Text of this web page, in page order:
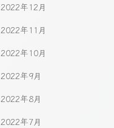
2022年12月
2022年11月
2022年10月
2022年9月
2022年8月
2022年7月